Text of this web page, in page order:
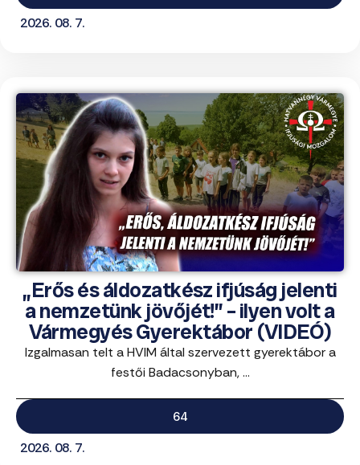
2026. 08. 7.
„Erős és áldozatkész ifjúság jelenti
a nemzetünk jövőjét!” – ilyen volt a
Vármegyés Gyerektábor (VIDEÓ)
Izgalmasan telt a HVIM által szervezett gyerektábor a
festői Badacsonyban, ...
64
2026. 08. 7.